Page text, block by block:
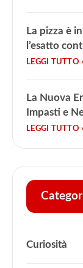
La pizza è
l’esatto
La Nuova
Impasti e
Curiosità